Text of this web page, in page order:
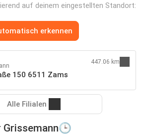
auf deinem eingestellten Standort:
erkennen
150 6511 Zams
447.06 km
Alle Filialen
Grissemann🕒